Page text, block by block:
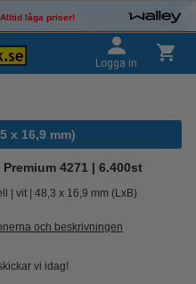
Alltid låga priser!
Logga in
x 16,9 mm)
4271 | 6.400st
vit 48,3 x 16,9 mm (LxB)
och beskrivningen
vi idag!